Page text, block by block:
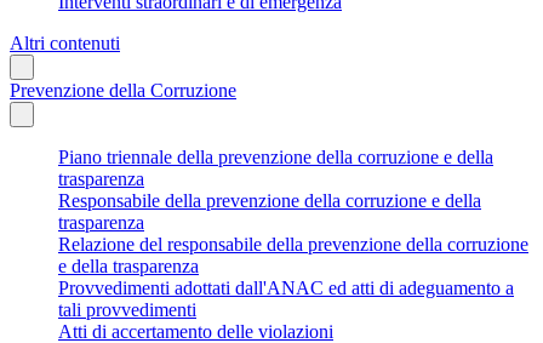
Altri contenuti
Prevenzione della Corruzione
Piano triennale della prevenzione della corruzione e della
trasparenza
Responsabile della prevenzione della corruzione e della
trasparenza
Relazione del responsabile della prevenzione della corruzione
e della trasparenza
Provvedimenti adottati dall'ANAC ed atti di adeguamento a
tali provvedimenti
Atti di accertamento delle violazioni